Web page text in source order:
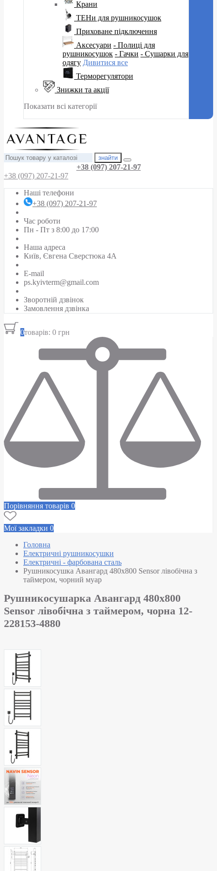
Крани
ТЕНи для рушникосушок
Приховане підключення
Аксесуари - Полиці для
рушникосушок - Гачки - Сушарки для
одягу Дивитися все
Терморегулятори
Знижки та акції
Показати всі категорії
знайти
+38 (097) 207-21-97
+38 (097) 207-21-97
Наші телефони
+38 (097) 207-21-97
Час роботи
Пн - Пт з 8:00 до 17:00
Наша адреса
Київ, Євгена Сверстюка 4А
E-mail
ps.kyivterm@gmail.com
Зворотній дзвінок
Замовлення дзвінка
0товарів: 0 грн
Порівняння товарів 0
Мої закладки 0
Головна
Електричні рушникосушки
Електричні - фарбована сталь
Рушникосушка Авангард 480х800 Sensor лівобічна з
таймером, чорний муар
Рушникосушарка Авангард 480х800
Sensor лівобічна з таймером, чорна 12-
228153-4880